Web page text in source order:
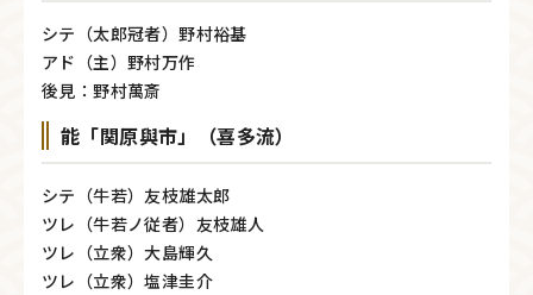
シテ（太郎冠者）野村裕基
アド（主）野村万作
後見：野村萬斎
能「関原與市」（喜多流）
シテ（牛若）友枝雄太郎
ツレ（牛若ノ従者）友枝雄人
ツレ（立衆）大島輝久
ツレ（立衆）塩津圭介